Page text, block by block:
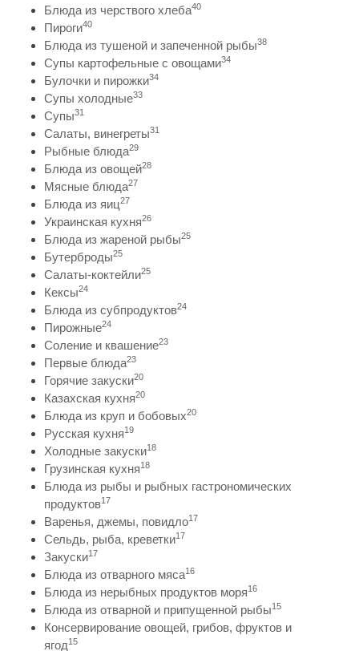
Блюда из черствого хлеба40
Пироги40
Блюда из тушеной и запеченной рыбы38
Супы картофельные с овощами34
Булочки и пирожки34
Супы холодные33
Супы31
Салаты, винегреты31
Рыбные блюда29
Блюда из овощей28
Мясные блюда27
Блюда из яиц27
Украинская кухня26
Блюда из жареной рыбы25
Бутерброды25
Салаты-коктейли25
Кексы24
Блюда из субпродуктов24
Пирожные24
Соление и квашение23
Первые блюда23
Горячие закуски20
Казахская кухня20
Блюда из круп и бобовых20
Русская кухня19
Холодные закуски18
Грузинская кухня18
Блюда из рыбы и рыбных гастрономических
продуктов17
Варенья, джемы, повидло17
Сельдь, рыба, креветки17
Закуски17
Блюда из отварного мяса16
Блюда из нерыбных продуктов моря16
Блюда из отварной и припущенной рыбы15
Консервирование овощей, грибов, фруктов и
ягод15